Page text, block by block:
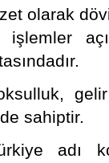
olarak
işlemler
sahiptir.
adı